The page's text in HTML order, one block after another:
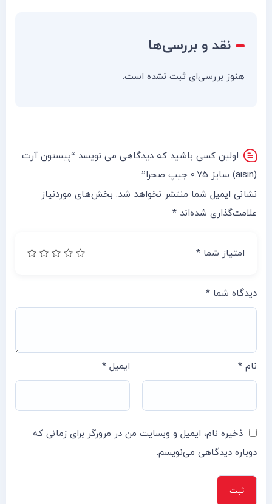
نقد و بررسی‌ها
هنوز بررسی‌ای ثبت نشده است.
اولین کسی باشید که دیدگاهی می نویسد “پیستون آرت
(aisin) سایز 0.75 جیپ صحرا”
نشانی ایمیل شما منتشر نخواهد شد. بخش‌های موردنیاز
علامت‌گذاری شده‌اند *
امتیاز شما *
دیدگاه شما *
نام * ایمیل *
ذخیره نام، ایمیل و وبسایت من در مرورگر برای زمانی که
دوباره دیدگاهی می‌نویسم.